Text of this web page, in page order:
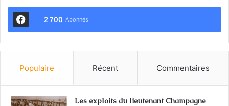
2 700 Abonnés
Populaire Récent Commentaires
Les exploits du lieutenant Champagne